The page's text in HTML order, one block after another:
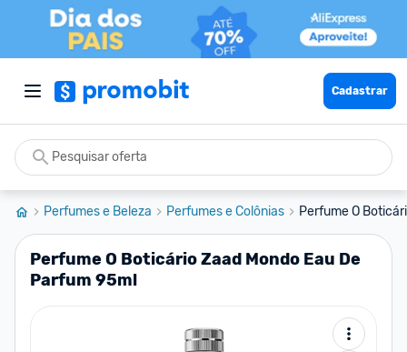
Cadastrar
Perfumes e Beleza Perfumes e Colônias Perfume O
Perfume O Boticário Zaad Mondo Eau De
Parfum 95ml